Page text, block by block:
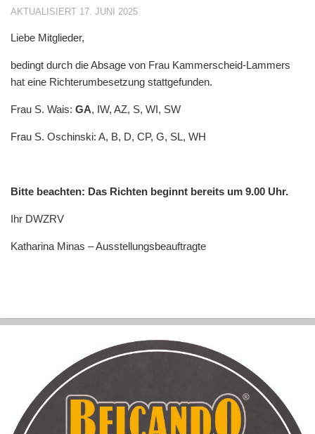
AKTUALISIERT 17. JUNI 2025
Liebe Mitglieder,
bedingt durch die Absage von Frau Kammerscheid-Lammers
hat eine Richterumbesetzung stattgefunden.
Frau S. Wais: GA, IW, AZ, S, WI, SW
Frau S. Oschinski: A, B, D, CP, G, SL, WH
Bitte beachten: Das Richten beginnt bereits um 9.00 Uhr.
Ihr DWZRV
Katharina Minas – Ausstellungsbeauftragte